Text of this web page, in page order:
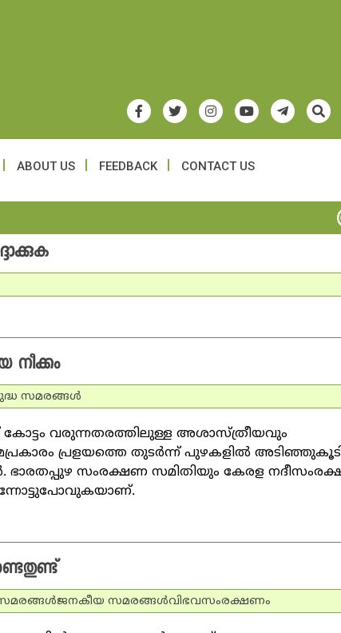
ABOUT US FEEDBACK CONTACT US
നീക്കം
സമരങ്ങള്‍
വരുന്നതരത്തിലുള്ള അശാസ്ത്രീയവും
പ്രളയത്തെ തുടര്‍ന്ന് പുഴകളില്‍
ഭാരതപ്പുഴ സംരക്ഷണ സമിതിയും കേരള
സമരങ്ങള്‍ജനകീയ സമരങ്ങള്‍വിഭവസംരക്ഷണം